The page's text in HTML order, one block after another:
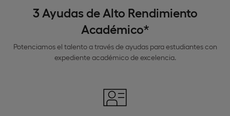
3 Ayudas de Alto Rendimiento
Académico*
Potenciamos el talento a través de ayudas para estudiantes con
expediente académico de excelencia.